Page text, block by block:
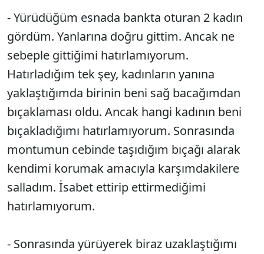
- Yürüdüğüm esnada bankta oturan 2 kadın
gördüm. Yanlarına doğru gittim. Ancak ne
sebeple gittiğimi hatırlamıyorum.
Hatırladığım tek şey, kadınların yanına
yaklaştığımda birinin beni sağ bacağımdan
bıçaklaması oldu. Ancak hangi kadının beni
bıçakladığımı hatırlamıyorum. Sonrasında
montumun cebinde taşıdığım bıçağı alarak
kendimi korumak amacıyla karşımdakilere
salladım. İsabet ettirip ettirmediğimi
hatırlamıyorum.
- Sonrasında yürüyerek biraz uzaklaştığımı